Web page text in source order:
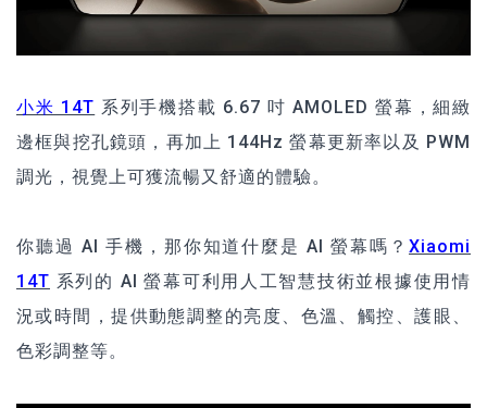
小米 14T 系列手機搭載 6.67 吋 AMOLED 螢幕，細緻
邊框與挖孔鏡頭，再加上 144Hz 螢幕更新率以及 PWM
調光，視覺上可獲流暢又舒適的體驗。
你聽過 AI 手機，那你知道什麼是 AI 螢幕嗎？ Xiaomi
14T 系列的 AI 螢幕可利用人工智慧技術並根據使用情
況或時間，提供動態調整的亮度、色溫、觸控、護眼、
色彩調整等。